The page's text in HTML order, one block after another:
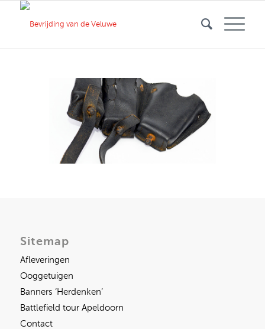
Sitemap
Afleveringen
Ooggetuigen
Banners ‘Herdenken’
Battlefield tour Apeldoorn
Contact